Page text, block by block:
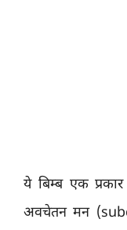
ये बिम्ब एक
अवचेतन मन